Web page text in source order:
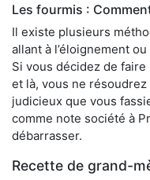
Les fourmis :
Il existe plusieurs
allant à l’éloignement
Si vous décidez de
et là, vous ne
judicieux que vous
comme note société à
débarrasser.
Recette de grand-